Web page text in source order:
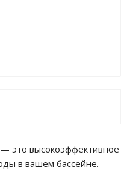
— это высокоэффективное
в вашем бассейне.